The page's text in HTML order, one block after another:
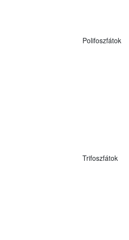
Polifoszfátok
Trifoszfátok